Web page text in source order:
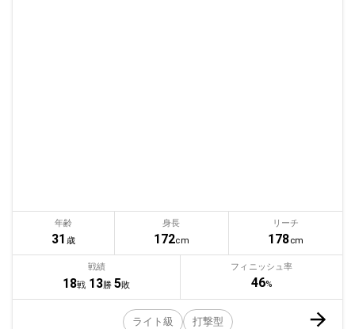
年齢
31 歳
身長
172cm
リーチ
178cm
戦績
18戦 13勝 5敗
フィニッシュ率
46%
ライト級 打撃型